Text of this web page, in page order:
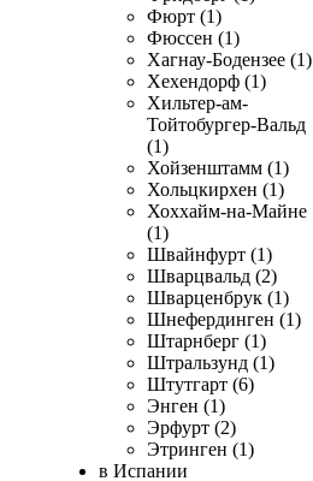
Фюрт (1)
Фюссен (1)
Хагнау-Бодензее (1)
Хехендорф (1)
Хильтер-ам-
Тойтобургер-Вальд
(1)
Хойзенштамм (1)
Хольцкирхен (1)
Хоххайм-на-Майне
(1)
Швайнфурт (1)
Шварцвальд (2)
Шварценбрук (1)
Шнефердинген (1)
Штарнберг (1)
Штральзунд (1)
Штутгарт (6)
Энген (1)
Эрфурт (2)
Этринген (1)
в Испании